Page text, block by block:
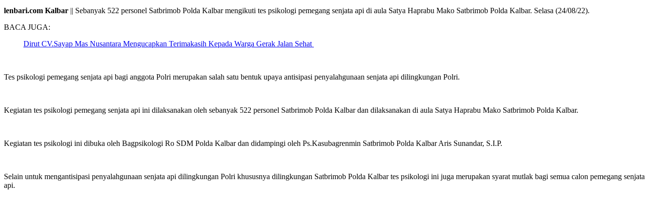
lenbari.com Kalbar || Sebanyak 522 personel Satbrimob Polda Kalbar mengikuti tes psikologi pemegang senjata api di aula Satya Haprabu Mako Satbrimob Polda Kalbar. Selasa (24/08/22).
BACA JUGA:
Dirut CV.Sayap Mas Nusantara Mengucapkan Terimakasih Kepada Warga Gerak Jalan Sehat
Tes psikologi pemegang senjata api bagi anggota Polri merupakan salah satu bentuk upaya antisipasi penyalahgunaan senjata api dilingkungan Polri.
Kegiatan tes psikologi pemegang senjata api ini dilaksanakan oleh sebanyak 522 personel Satbrimob Polda Kalbar dan dilaksanakan di aula Satya Haprabu Mako Satbrimob Polda Kalbar.
Kegiatan tes psikologi ini dibuka oleh Bagpsikologi Ro SDM Polda Kalbar dan didampingi oleh Ps.Kasubagrenmin Satbrimob Polda Kalbar Aris Sunandar, S.I.P.
Selain untuk mengantisipasi penyalahgunaan senjata api dilingkungan Polri khususnya dilingkungan Satbrimob Polda Kalbar tes psikologi ini juga merupakan syarat mutlak bagi semua calon pemegang senjata
api.